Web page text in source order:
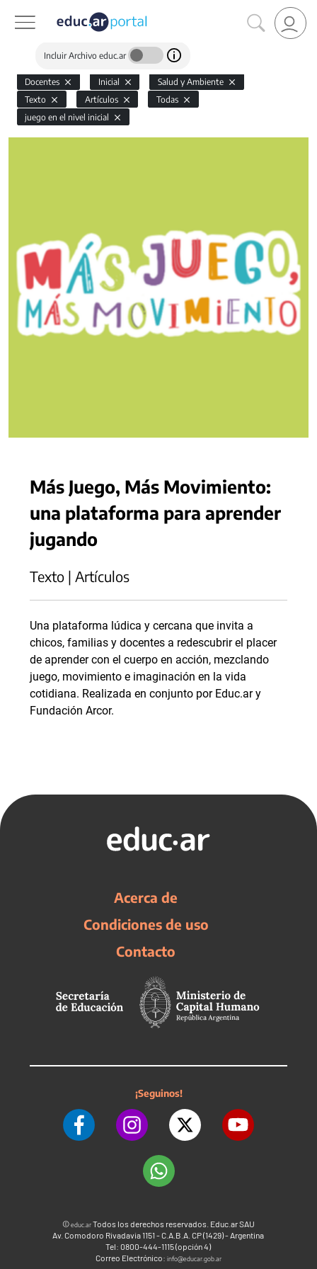
Incluir Archivo educ.ar
Docentes Inicial
Salud y Ambiente
Texto
Artículos
Todas
juego en el nivel inicial
Más Juego, Más Movimiento:
una plataforma para aprender
jugando
Texto | Artículos
Una plataforma lúdica y cercana que invita a
chicos, familias y docentes a redescubrir el placer
de aprender con el cuerpo en acción, mezclando
juego, movimiento e imaginación en la vida
cotidiana. Realizada en conjunto por Educ.ar y
Fundación Arcor.
Acerca de
Condiciones de uso
Contacto
¡Seguinos!
©educ.arTodos los derechos reservados. Educ.ar SAU
Av. Comodoro Rivadavia 1151 - C.A.B.A. CP (1429) - Argentina
Tel: 0800-444-1115 (opción 4)
Correo Electrónico: info@educar.gob.ar